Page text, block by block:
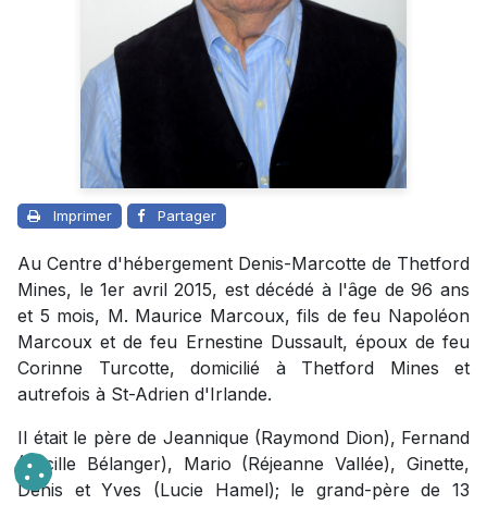
Imprimer Partager
Au Centre d'hébergement Denis-Marcotte de Thetford
Mines, le 1er avril 2015, est décédé à l'âge de 96 ans
et 5 mois, M. Maurice Marcoux, fils de feu Napoléon
Marcoux et de feu Ernestine Dussault, époux de feu
Corinne Turcotte, domicilié à Thetford Mines et
autrefois à St-Adrien d'Irlande.
Il était le père de Jeannique (Raymond Dion), Fernand
(Lucille Bélanger), Mario (Réjeanne Vallée), Ginette,
Denis et Yves (Lucie Hamel); le grand-père de 13